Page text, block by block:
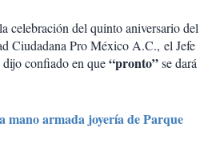
celebración del quinto aniversario del
Ciudadana Pro México A.C., el Jefe
confiado en que“pronto”se dará
mano armada joyería de Parque